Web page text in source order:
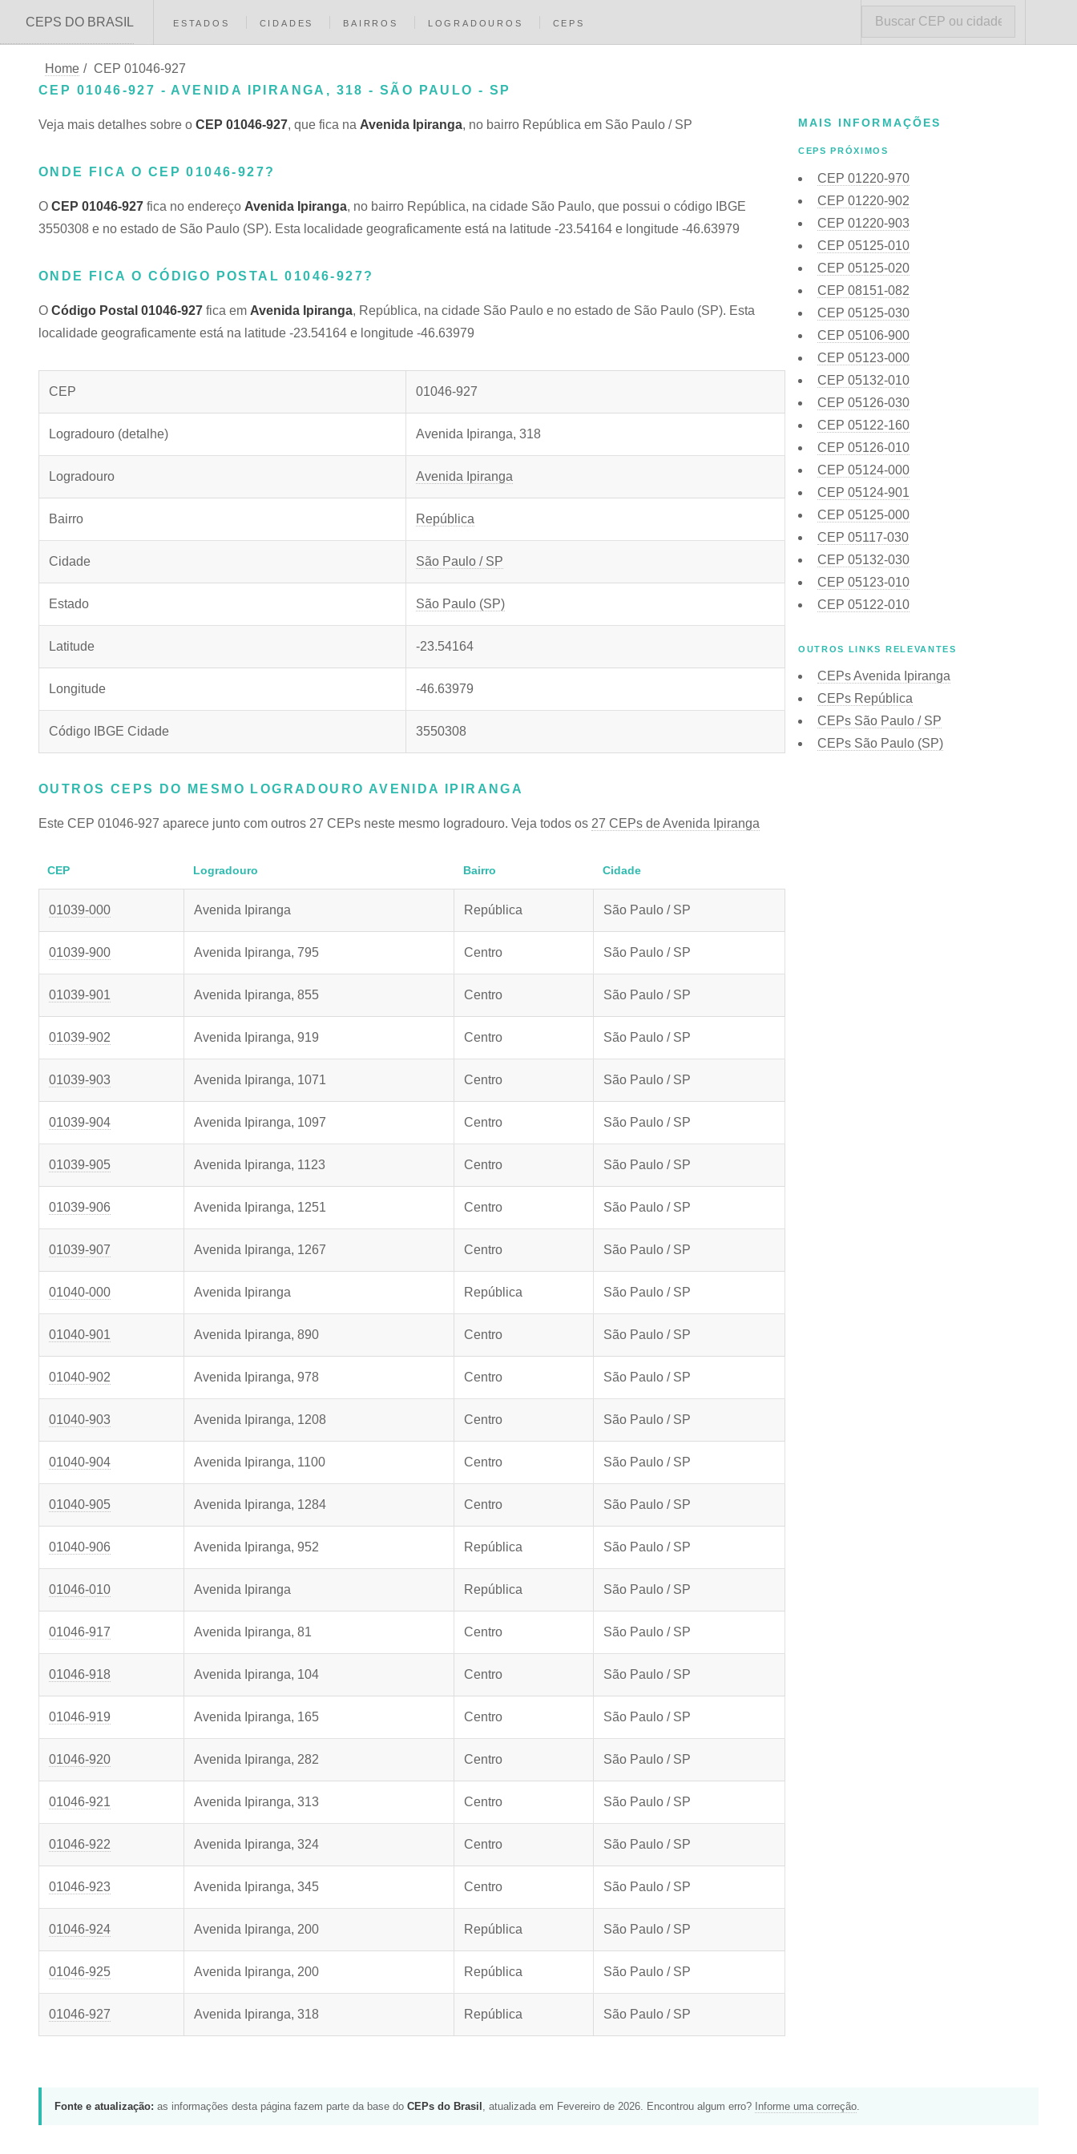
CEPS DO BRASIL ESTADOS CIDADES BAIRROS LOGRADOUROS CEPS
Home / CEP 01046-927
CEP 01046-927 - AVENIDA IPIRANGA, 318 - SÃO PAULO - SP
Veja mais detalhes sobre o CEP 01046-927, que fica na Avenida Ipiranga, no bairro República em São Paulo / SP
ONDE FICA O CEP 01046-927?
O CEP 01046-927 fica no endereço Avenida Ipiranga, no bairro República, na cidade São Paulo, que possui o código IBGE
3550308 e no estado de São Paulo (SP). Esta localidade geograficamente está na latitude -23.54164 e longitude -46.63979
ONDE FICA O CÓDIGO POSTAL 01046-927?
O Código Postal 01046-927 fica em Avenida Ipiranga, República, na cidade São Paulo e no estado de São Paulo (SP). Esta
localidade geograficamente está na latitude -23.54164 e longitude -46.63979
CEP 01046-927
Logradouro (detalhe) Avenida Ipiranga, 318
Logradouro Avenida Ipiranga
Bairro República
Cidade São Paulo / SP
Estado São Paulo (SP)
Latitude -23.54164
Longitude -46.63979
Código IBGE Cidade 3550308
OUTROS CEPS DO MESMO LOGRADOURO AVENIDA IPIRANGA
Este CEP 01046-927 aparece junto com outros 27 CEPs neste mesmo logradouro. Veja todos os 27 CEPs de Avenida Ipiranga
CEP Logradouro Bairro Cidade
01039-000 Avenida Ipiranga República São Paulo / SP
01039-900 Avenida Ipiranga, 795 Centro São Paulo / SP
01039-901 Avenida Ipiranga, 855 Centro São Paulo / SP
01039-902 Avenida Ipiranga, 919 Centro São Paulo / SP
01039-903 Avenida Ipiranga, 1071 Centro São Paulo / SP
01039-904 Avenida Ipiranga, 1097 Centro São Paulo / SP
01039-905 Avenida Ipiranga, 1123 Centro São Paulo / SP
01039-906 Avenida Ipiranga, 1251 Centro São Paulo / SP
01039-907 Avenida Ipiranga, 1267 Centro São Paulo / SP
01040-000 Avenida Ipiranga República São Paulo / SP
01040-901 Avenida Ipiranga, 890 Centro São Paulo / SP
01040-902 Avenida Ipiranga, 978 Centro São Paulo / SP
01040-903 Avenida Ipiranga, 1208 Centro São Paulo / SP
01040-904 Avenida Ipiranga, 1100 Centro São Paulo / SP
01040-905 Avenida Ipiranga, 1284 Centro São Paulo / SP
01040-906 Avenida Ipiranga, 952 República São Paulo / SP
01046-010 Avenida Ipiranga República São Paulo / SP
01046-917 Avenida Ipiranga, 81 Centro São Paulo / SP
01046-918 Avenida Ipiranga, 104 Centro São Paulo / SP
01046-919 Avenida Ipiranga, 165 Centro São Paulo / SP
01046-920 Avenida Ipiranga, 282 Centro São Paulo / SP
01046-921 Avenida Ipiranga, 313 Centro São Paulo / SP
01046-922 Avenida Ipiranga, 324 Centro São Paulo / SP
01046-923 Avenida Ipiranga, 345 Centro São Paulo / SP
01046-924 Avenida Ipiranga, 200 República São Paulo / SP
01046-925 Avenida Ipiranga, 200 República São Paulo / SP
01046-927 Avenida Ipiranga, 318 República São Paulo / SP
MAIS INFORMAÇÕES
CEPS PRÓXIMOS
CEP 01220-970
CEP 01220-902
CEP 01220-903
CEP 05125-010
CEP 05125-020
CEP 08151-082
CEP 05125-030
CEP 05106-900
CEP 05123-000
CEP 05132-010
CEP 05126-030
CEP 05122-160
CEP 05126-010
CEP 05124-000
CEP 05124-901
CEP 05125-000
CEP 05117-030
CEP 05132-030
CEP 05123-010
CEP 05122-010
OUTROS LINKS RELEVANTES
CEPs Avenida Ipiranga
CEPs República
CEPs São Paulo / SP
CEPs São Paulo (SP)
Fonte e atualização: as informações desta página fazem parte da base do CEPs do Brasil , atualizada em Fevereiro de 2026. Encontrou algum erro? Informe uma correção